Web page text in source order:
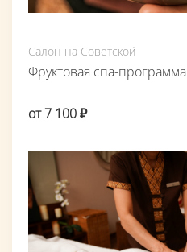
Салон на Советской
Фруктовая спа-программа
от 7 100 ₽